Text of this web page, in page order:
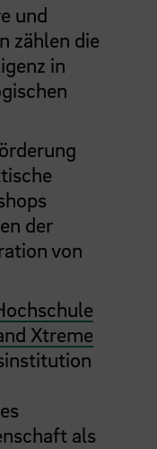
und
zählen die
in
der
von
Xtreme
als